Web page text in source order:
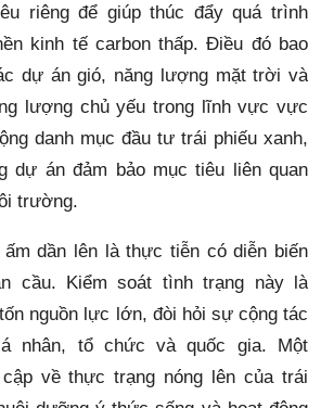
riêng để giúp thúc đẩy quá trình
kinh tế carbon thấp. Điều đó bao
dự án gió, năng lượng mặt trời và
lượng chủ yếu trong lĩnh vực vực
danh mục đầu tư trái phiếu xanh
dự án đảm bảo mục tiêu liên quan
trường.
dần lên là thực tiễn có diễn biến
cầu. Kiểm soát tình trạng này là
nguồn lực lớn, đòi hỏi sự cộng tác
nhân, tổ chức và quốc gia. Một
về thực trạng nóng lên của trái